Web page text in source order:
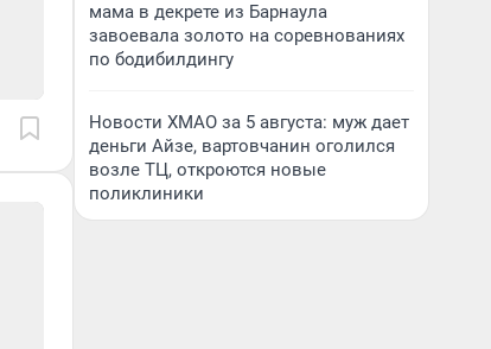
мама в декрете из Барнаула
завоевала золото на соревнованиях
по бодибилдингу
Новости ХМАО за 5 августа: муж дает
деньги Айзе, вартовчанин оголился
возле ТЦ, откроются новые
поликлиники